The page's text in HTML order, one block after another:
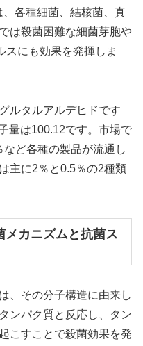
各種細菌、結核菌、真
は殺菌困難な細菌芽胞や
スにも効果を発揮しま
ルタルアルデヒドです
量は100.12です。市場で
ど各種の製品が流通し
主に2％と0.5％の2種類
メカニズムと抗菌ス
、その分子構造に由来し
ンパク質と反応し、タン
こすことで殺菌効果を発